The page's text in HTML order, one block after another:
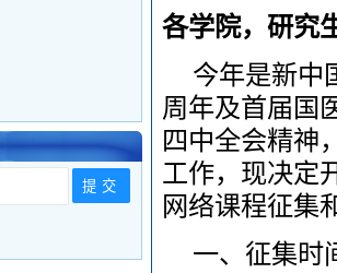
各学院，研究
今年是新中
周年及首届国
四中全会精神
工作，现决定
网络课程征集
一、征集时